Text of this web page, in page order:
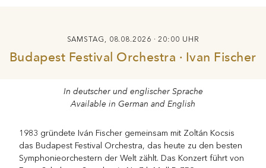
SAMSTAG, 08.08.2026 · 20:00 UHR
Budapest Festival Orchestra · Ivan Fischer
In deutscher und englischer Sprache
Available in German and English
1983 gründete Iván Fischer gemeinsam mit Zoltán Kocsis
das Budapest Festival Orchestra, das heute zu den besten
Symphonieorchestern der Welt zählt. Das Konzert führt von